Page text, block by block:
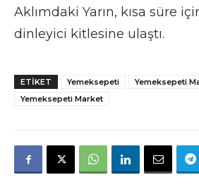
Aklımdaki Yarın, kısa süre
dinleyici kitlesine ulaştı.
ETIKET Yemeksepeti
Yemeksepeti
Yemeksepeti Market